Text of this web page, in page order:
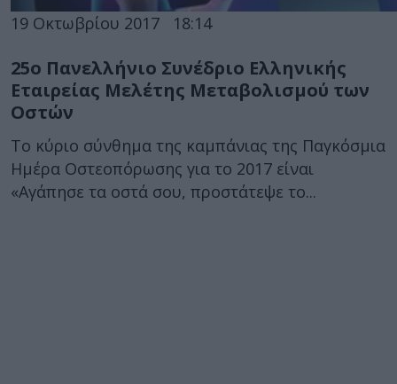
19 Οκτωβρίου 2017 18:14
25ο Πανελλήνιο Συνέδριο Ελληνικής
Εταιρείας Μελέτης Μεταβολισμού των
Oστών
Το κύριο σύνθημα της καμπάνιας της Παγκόσμια
Ημέρα Οστεοπόρωσης για το 2017 είναι
«Αγάπησε τα οστά σου, προστάτεψε το...